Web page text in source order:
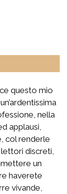
questo mio
nella
applausi,
col renderle
discreti,
un
haverete
vivande,